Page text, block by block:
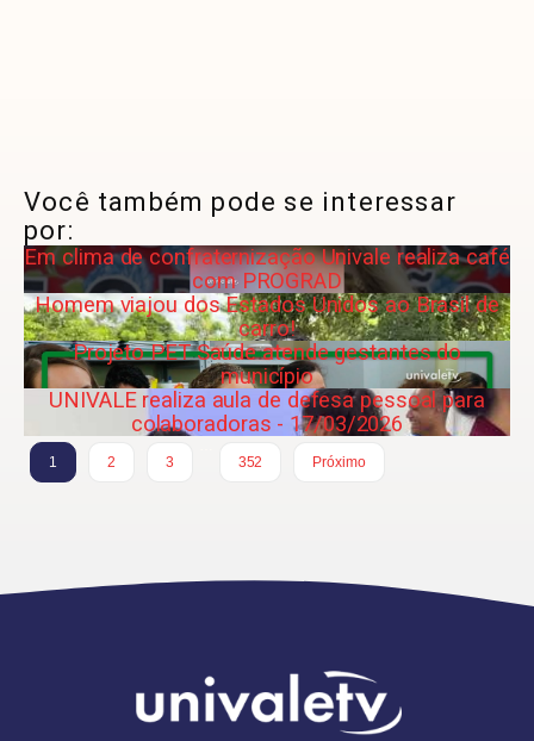
Você também pode se interessar
por:
Em clima de confraternização Univale realiza café
com PROGRAD
Homem viajou dos Estados Unidos ao Brasil de
carro!
Projeto PET Saúde atende gestantes do
município
UNIVALE realiza aula de defesa pessoal para
colaboradoras - 17/03/2026
1 2 3
352
Próximo